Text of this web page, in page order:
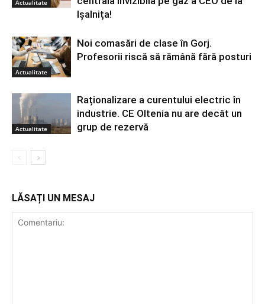
Actualitate
Ișalnița!
Actualitate
Noi comasări de clase în Gorj.
Profesorii riscă să rămână fără posturi
Actualitate
Raționalizare a curentului electric în
industrie. CE Oltenia nu are decât un
grup de rezervă
LĂSAȚI UN MESAJ